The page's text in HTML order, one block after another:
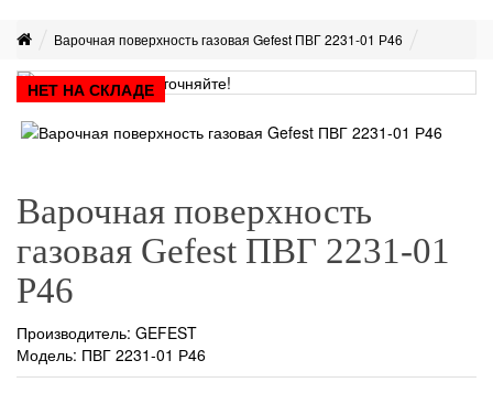
Варочная поверхность газовая Gefest ПВГ 2231-01 Р46
НЕТ НА СКЛАДЕ
Варочная поверхность
газовая Gefest ПВГ 2231-01
Р46
Производитель: GEFEST
Модель: ПВГ 2231-01 Р46